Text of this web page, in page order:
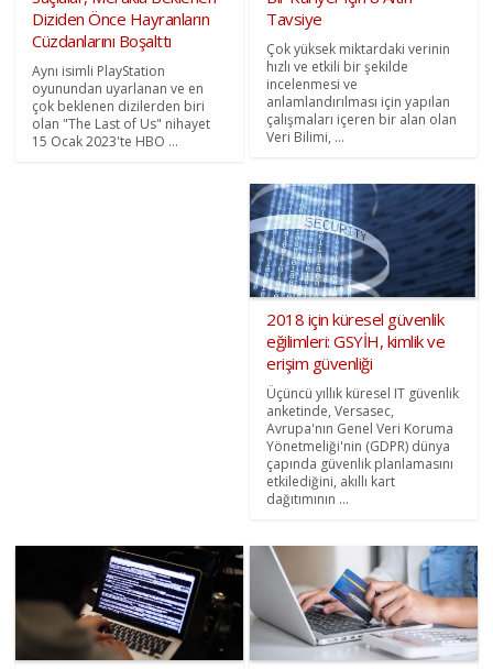
Diziden Önce Hayranların
Cüzdanlarını Boşalttı
Aynı isimli PlayStation
oyunundan uyarlanan ve en
çok beklenen dizilerden biri
olan "The Last of Us" nihayet
15 Ocak 2023'te HBO ...
Tavsiye
Çok yüksek miktardaki verinin
hızlı ve etkili bir şekilde
incelenmesi ve
anlamlandırılması için yapılan
çalışmaları içeren bir alan olan
Veri Bilimi, ...
2018 için küresel güvenlik
eğilimleri: GSYİH, kimlik ve
erişim güvenliği
Üçüncü yıllık küresel IT güvenlik
anketinde, Versasec,
Avrupa'nın Genel Veri Koruma
Yönetmeliği'nin (GDPR) dünya
çapında güvenlik planlamasını
etkilediğini, akıllı kart
dağıtımının ...